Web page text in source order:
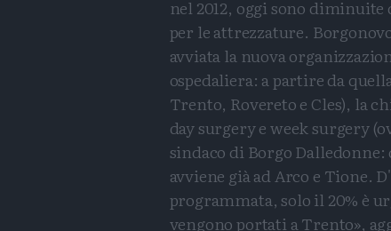
nel 2012, oggi sono diminuite
per le attrezzature.
avviata la nuova
ospedaliera: a partire da
Trento, Rovereto e Cles), la
day surgery e week surgery
sindaco di Borgo
avviene già ad Arco e Tione.
programmata, solo il 20% è
vengono portati a Trento»,